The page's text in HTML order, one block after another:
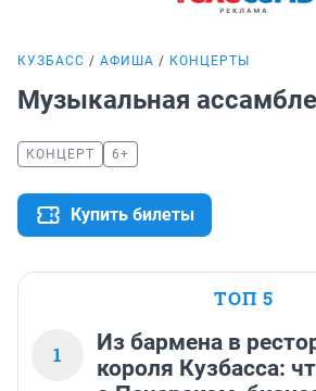
КУЗБАСС АФИША КОНЦЕРТЫ
Музыкальная
КОНЦЕРТ 6+
Купить билеты
ТОП 5
1
Из бармена в
короля Кузбасса: